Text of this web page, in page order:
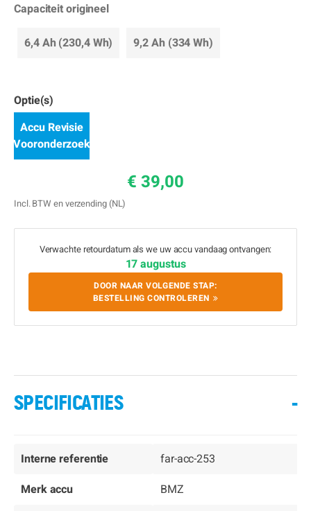
Capaciteit origineel
6,4 Ah (230,4 Wh) 9,2 Ah (334 Wh)
Optie(s)
Accu Revisie
Vooronderzoek
€ 39,00
Incl. BTW en verzending (NL)
Verwachte retourdatum als we uw accu vandaag ontvangen:
17 augustus
DOOR NAAR VOLGENDE STAP:
BESTELLING CONTROLEREN
SPECIFICATIES -
Interne referentie
far-acc-253
Merk accu
BMZ